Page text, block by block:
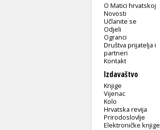
O Matici hrvatskoj
Novosti
Učlanite se
Odjeli
Ogranci
Društva prijatelja i
partneri
Kontakt
Izdavaštvo
Knjige
Vijenac
Kolo
Hrvatska revija
Prirodoslovlje
Elektroničke knjige